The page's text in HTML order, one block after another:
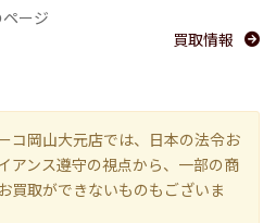
ージ
買取情報
コ岡山大元店では、日本の法令お
アンス遵守の視点から、一部の商
買取ができないものもございま